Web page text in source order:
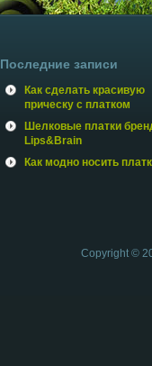
Последние записи
Как сделать красивую
прическу с платком
Шелковые платки
Lips&Brain
Как модно носить
Copyright ©